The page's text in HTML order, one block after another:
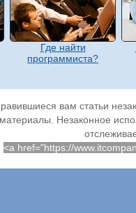
Где найти
программиста?
вам статьи
материалы. Незаконное
<a href="https://